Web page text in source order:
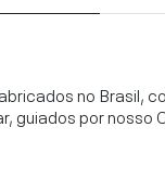
no Brasil,
guiados por